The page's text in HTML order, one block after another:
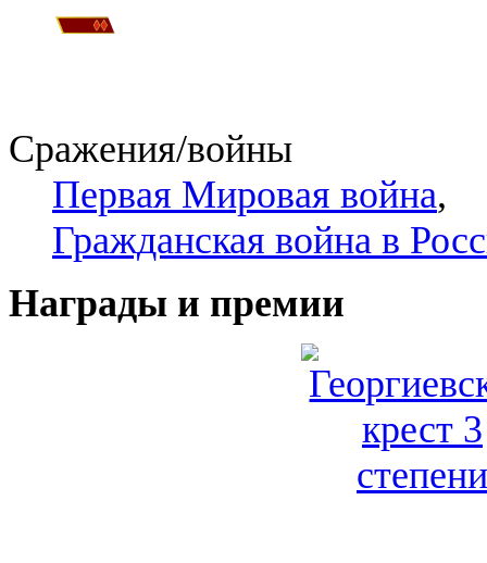
Сражения/войны
Первая Мировая война,
Гражданская война в
Награды и премии